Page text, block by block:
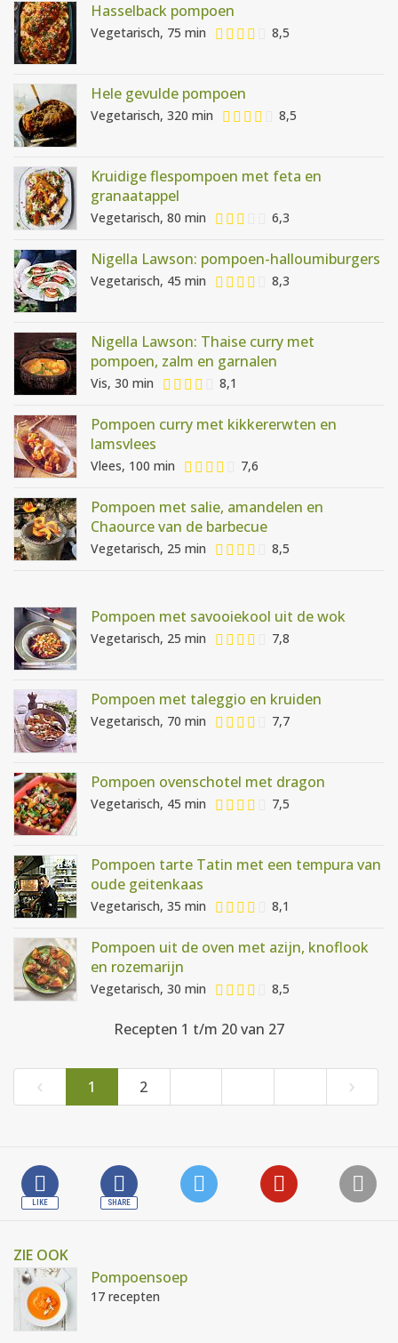
Hasselback pompoen
Vegetarisch, 75 min 8,5
Hele gevulde pompoen
Vegetarisch, 320 min 8,5
Kruidige flespompoen met feta en
granaatappel
Vegetarisch, 80 min 6,3
Nigella Lawson: pompoen-halloumiburgers
Vegetarisch, 45 min 8,3
Nigella Lawson: Thaise curry met
pompoen, zalm en garnalen
Vis, 30 min 8,1
Pompoen curry met kikkererwten en
lamsvlees
Vlees, 100 min 7,6
Pompoen met salie, amandelen en
Chaource van de barbecue
Vegetarisch, 25 min 8,5
Pompoen met savooiekool uit de wok
Vegetarisch, 25 min 7,8
Pompoen met taleggio en kruiden
Vegetarisch, 70 min 7,7
Pompoen ovenschotel met dragon
Vegetarisch, 45 min 7,5
Pompoen tarte Tatin met een tempura van
oude geitenkaas
Vegetarisch, 35 min 8,1
Pompoen uit de oven met azijn, knoflook
en rozemarijn
Vegetarisch, 30 min 8,5
Recepten 1 t/m 20 van 27
‹ 1 2 ›
ZIE OOK
Pompoensoep
17 recepten